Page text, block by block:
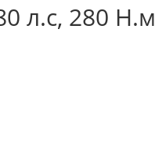
л.с, 280 Н.м